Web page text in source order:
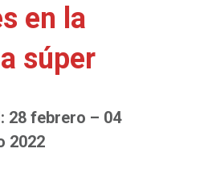
en la
súper
28 febrero – 04
2022